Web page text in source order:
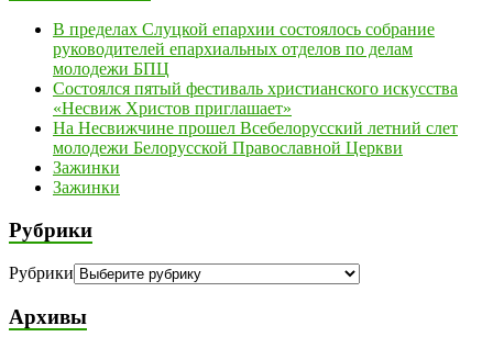
В пределах Слуцкой епархии состоялось собрание
руководителей епархиальных отделов по делам
молодежи БПЦ
Состоялся пятый фестиваль христианского искусства
«Несвиж Христов приглашает»
На Несвижчине прошел Всебелорусский летний слет
молодежи Белорусской Православной Церкви
Зажинки
Зажинки
Рубрики
Рубрики
Архивы